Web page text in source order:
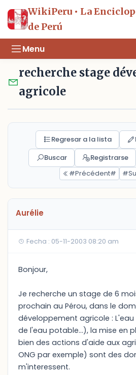
WikiPeru • La
de Perú
Menu
recherche stage
agricole
Regresar a la lista
Buscar
Registrarse
#Précédent#
Aurélie
Fecha : 05-11-2003 08:20 am
Bonjour,
Je recherche un stage de 6
prochain au Pérou, dans le
développement agricole :
de l'eau potable...), la mise en
bien des actions d'aide aux
ONG par exemple) sont des
m'interessent.